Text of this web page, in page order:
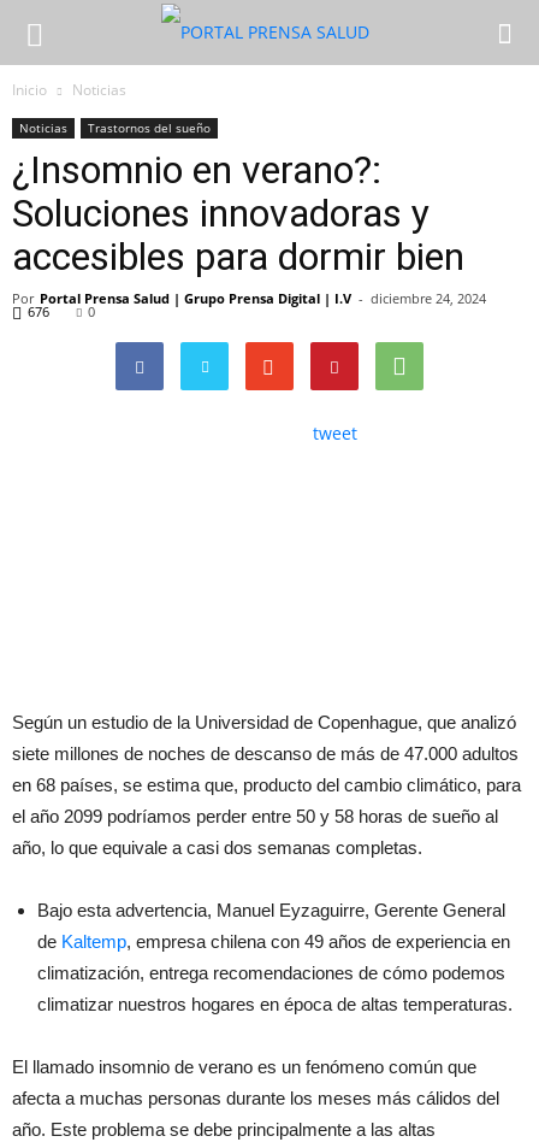
Inicio Noticias
Noticias Trastornos del sueño
¿Insomnio en verano?:
Soluciones innovadoras y
accesibles para dormir bien
Por Portal Prensa Salud | Grupo Prensa Digital | I.V - diciembre 24, 2024
676 0
tweet
Según un estudio de la Universidad de Copenhague, que analizó
siete millones de noches de descanso de más de 47.000 adultos
en 68 países, se estima que, producto del cambio climático, para
el año 2099 podríamos perder entre 50 y 58 horas de sueño al
año, lo que equivale a casi dos semanas completas.
Bajo esta advertencia, Manuel Eyzaguirre, Gerente General
de Kaltemp, empresa chilena con 49 años de experiencia en
climatización, entrega recomendaciones de cómo podemos
climatizar nuestros hogares en época de altas temperaturas.
El llamado insomnio de verano es un fenómeno común que
afecta a muchas personas durante los meses más cálidos del
año. Este problema se debe principalmente a las altas